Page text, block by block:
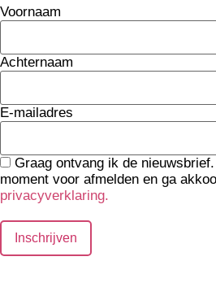
Voornaam
Achternaam
E-mailadres
Graag ontvang ik de
moment voor afmelden en ga
privacyverklaring.